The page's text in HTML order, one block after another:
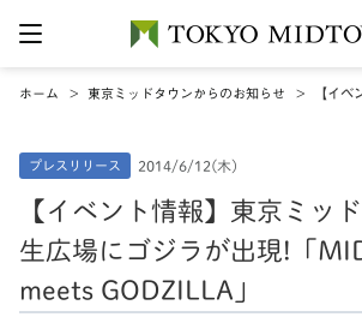
ホーム 東京ミッドタウンからのお知らせ 【イ
プレスリリース 2014/6/12(木)
【イベント情報】東京ミッ
生広場にゴジラが出現!「
meets GODZILLA」